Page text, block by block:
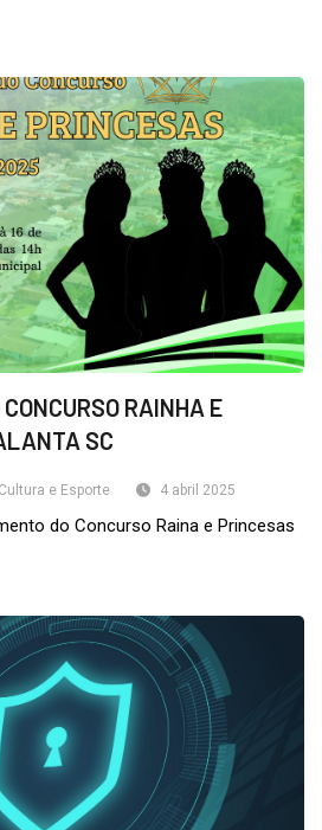
RAINHA E
SC
e Esporte 4 abril 2025
do Concurso Raina e Princesas